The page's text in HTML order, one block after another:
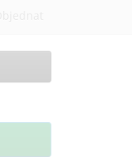
Objednat